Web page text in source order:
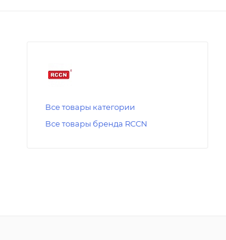
Все товары категории
Все товары бренда RCCN